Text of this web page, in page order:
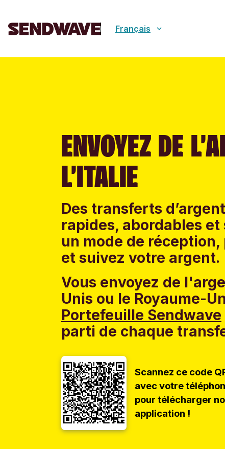
Français
ENVOYEZ DE
L’ITALIE
Des transferts
rapides, abordables et
un mode de
et suivez votre argent.
Vous envoyez de
Unis ou le Royaume-
Portefeuille Sendwave
parti de chaque
Scannez ce code
avec votre
pour télécharger
application !